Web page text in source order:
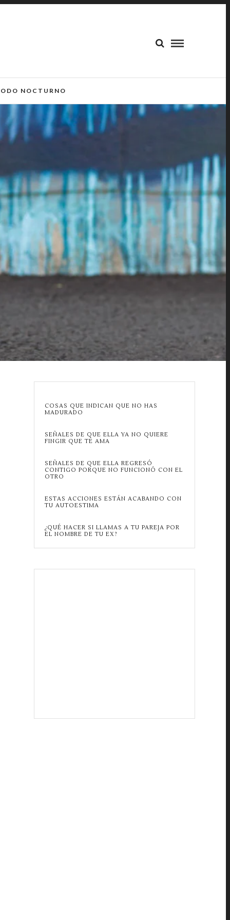
NOCTURNO
COSAS QUE INDICAN QUE NO HAS
MADURADO
SEÑALES DE QUE ELLA YA NO QUIERE
FINGIR QUE TE AMA
SEÑALES DE QUE ELLA REGRESÓ
CONTIGO PORQUE NO FUNCIONÓ CON EL
OTRO
ESTAS ACCIONES ESTÁN ACABANDO CON
TU AUTOESTIMA
¿QUÉ HACER SI LLAMAS A TU PAREJA POR
EL NOMBRE DE TU EX?